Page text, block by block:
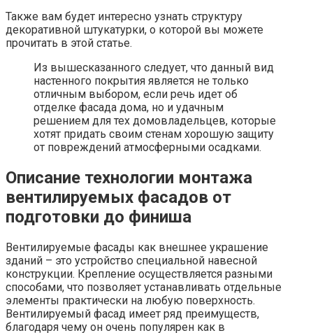
Также вам будет интересно узнать структуру
декоративной штукатурки, о которой вы можете
прочитать в этой статье.
Из вышесказанного следует, что данный вид
настенного покрытия является не только
отличным выбором, если речь идет об
отделке фасада дома, но и удачным
решением для тех домовладельцев, которые
хотят придать своим стенам хорошую защиту
от повреждений атмосферными осадками.
Описание технологии монтажа
вентилируемых фасадов от
подготовки до финиша
Вентилируемые фасады как внешнее украшение
зданий – это устройство специальной навесной
конструкции. Крепление осуществляется разными
способами, что позволяет устанавливать отдельные
элементы практически на любую поверхность.
Вентилируемый фасад имеет ряд преимуществ,
благодаря чему он очень популярен как в